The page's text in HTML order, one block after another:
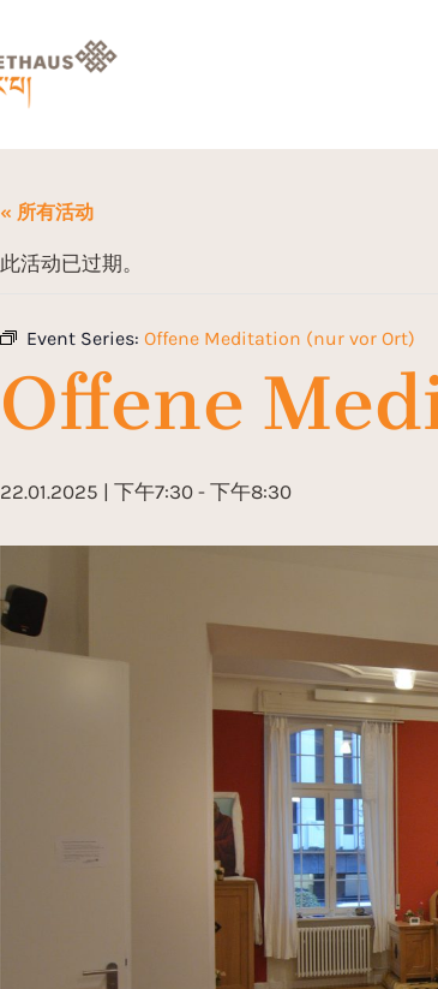
« 所有活动
此活动已过期。
Event Series: Offene Meditation (nur vor Ort)
Offene
22.01.2025 | 下午7:30 - 下午8:30